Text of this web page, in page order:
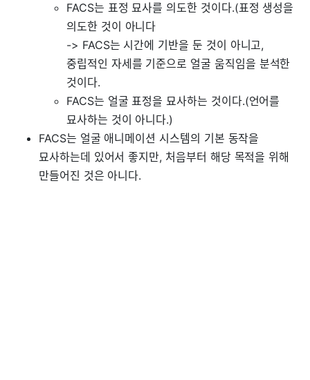
FACS는 표정 묘사를 의도한 것이다.(표정 생성을
의도한 것이 아니다
-> FACS는 시간에 기반을 둔 것이 아니고,
중립적인 자세를 기준으로 얼굴 움직임을 분석한
것이다.
FACS는 얼굴 표정을 묘사하는 것이다.(언어를
묘사하는 것이 아니다.)
FACS는 얼굴 애니메이션 시스템의 기본 동작을
묘사하는데 있어서 좋지만, 처음부터 해당 목적을 위해
만들어진 것은 아니다.